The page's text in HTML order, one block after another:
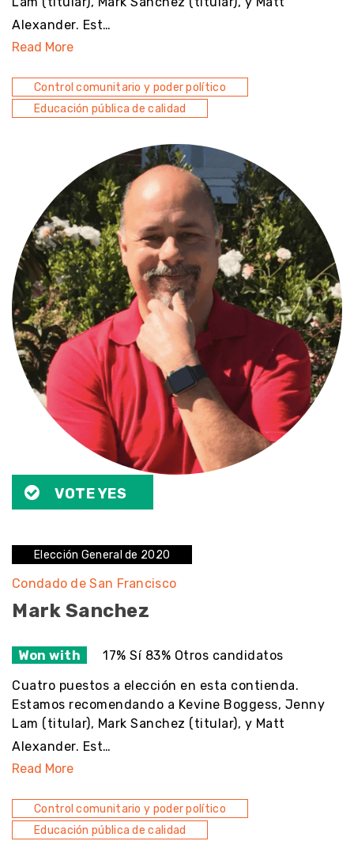
Alexander. Est…
Read More
Control comunitario y poder político
Educación pública de calidad
VOTE YES
Elección General de 2020
Condado de San Francisco
Mark Sanchez
Won with 17% Sí 83% Otros candidatos
Cuatro puestos a elección en esta contienda.
Estamos recomendando a Kevine Boggess, Jenny
Lam (titular), Mark Sanchez (titular), y Matt
Alexander. Est…
Read More
Control comunitario y poder político
Educación pública de calidad